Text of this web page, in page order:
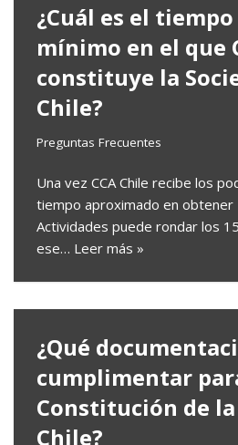
¿Cuál es el
mínimo en el que
constituye la
Chile?
Preguntas Frecuentes
Una vez CCA Chile recibe los
tiempo aproximado en obtener
Actividades puede rondar los
ese… Leer más »
¿Qué
cumplimentar
Constitución de la
Chile?